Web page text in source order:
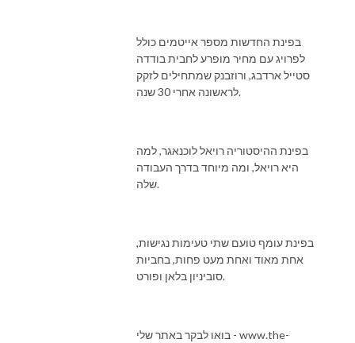
בפינת החדשות מספר אייטמים כולל
לפרויג עם מחיר מופרע לחבית בודדה
סטייל ארדבג, ורוזבנק שמתחילים לזקק
לראשונה אחרי 30 שנה.
בפינת ההיסטוריה רויאל לוכנאגר, למה
היא רויאל, ומה מיוחד בדרך העבודה
שלה.
בפינת עומף טועם שתי טעימות נגישות,
אחת מאוד ואחת מעט פחות, בחביות
סוביניון בלאן ופורט.
בואו לבקר באתר שלי - www.the-